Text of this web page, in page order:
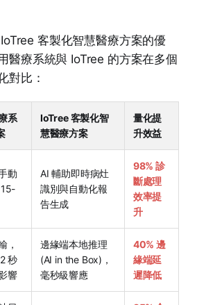
客製化智慧醫療方案的優
醫療系統與 IoTree 的方案在多個
對比：
系
IoTree 客製化智
慧醫療方案
量化提
升效益
動
AI 輔助即時病灶
識別與自動化報
告生成
98% 診
斷處理
效率提
升
，
秒
響
邊緣端本地推理
(AI in the Box)，
毫秒級響應
40% 邊
緣端延
遲降低